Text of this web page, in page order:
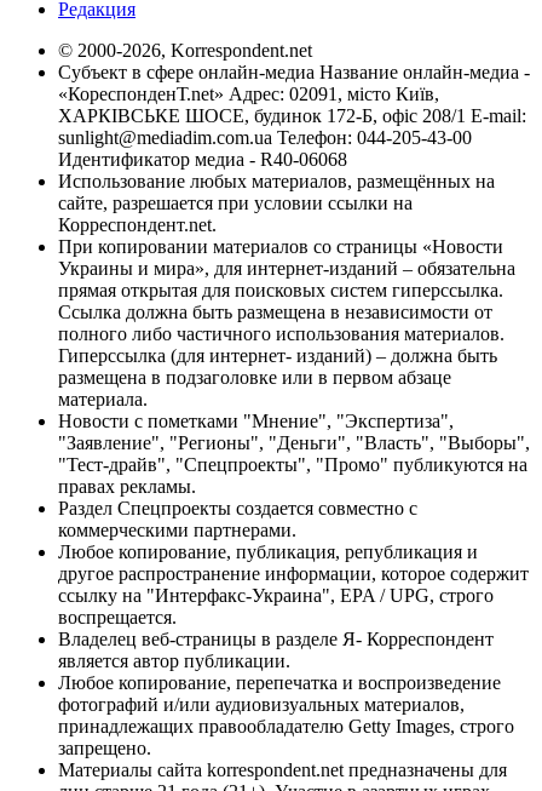
Редакция
© 2000-2026, Korrespondent.net
Субъект в сфере онлайн-медиа Название онлайн-медиа -
«КореспонденТ.net» Адрес: 02091, місто Київ,
ХАРКІВСЬКЕ ШОСЕ, будинок 172-Б, офіс 208/1 E-mail:
sunlight@mediadim.com.ua Телефон: 044-205-43-00
Идентификатор медиа - R40-06068
Использование любых материалов, размещённых на
сайте, разрешается при условии ссылки на
Корреспондент.net.
При копировании материалов со страницы «Новости
Украины и мира», для интернет-изданий – обязательна
прямая открытая для поисковых систем гиперссылка.
Ссылка должна быть размещена в независимости от
полного либо частичного использования материалов.
Гиперссылка (для интернет- изданий) – должна быть
размещена в подзаголовке или в первом абзаце
материала.
Новости с пометками "Мнение", "Экспертиза",
"Заявление", "Регионы", "Деньги", "Власть", "Выборы",
"Тест-драйв", "Спецпроекты", "Промо" публикуются на
правах рекламы.
Раздел Спецпроекты создается совместно с
коммерческими партнерами.
Любое копирование, публикация, републикация и
другое распространение информации, которое содержит
ссылку на "Интерфакс-Украина", EPA / UPG, строго
воспрещается.
Владелец веб-страницы в разделе Я- Корреспондент
является автор публикации.
Любое копирование, перепечатка и воспроизведение
фотографий и/или аудиовизуальных материалов,
принадлежащих правообладателю Getty Images, строго
запрещено.
Материалы сайта korrespondent.net предназначены для